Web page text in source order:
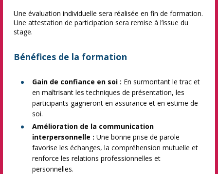
Une évaluation individuelle sera réalisée en fin de formation.
Une attestation de participation sera remise à l’issue du
stage.
Bénéfices de la formation
Gain de confiance en soi : En surmontant le trac et
en maîtrisant les techniques de présentation, les
participants gagneront en assurance et en estime de
soi.
Amélioration de la communication
interpersonnelle : Une bonne prise de parole
favorise les échanges, la compréhension mutuelle et
renforce les relations professionnelles et
personnelles.